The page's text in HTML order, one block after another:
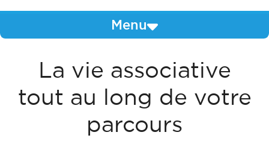
Menu
La vie associative
tout au long de votre
parcours